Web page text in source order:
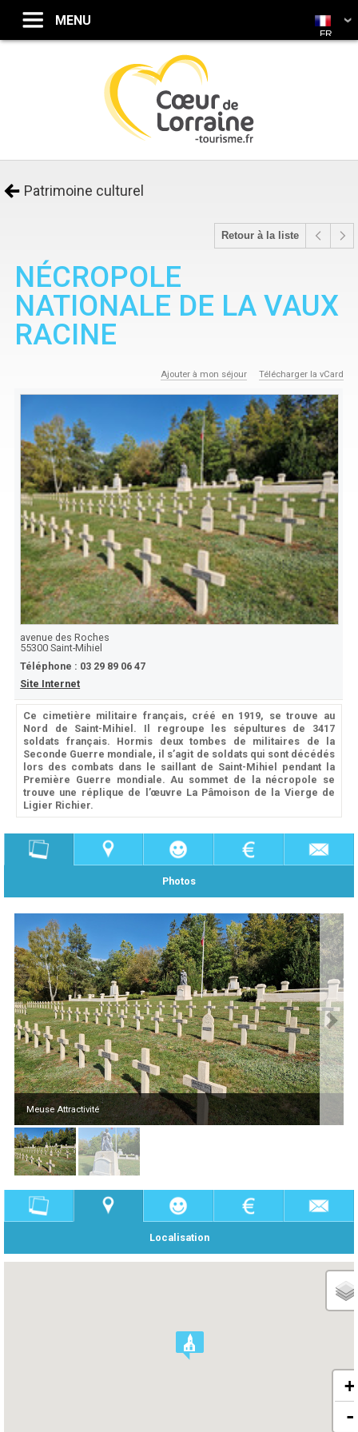
Patrimoine culturel
Retour à la liste
NÉCROPOLE
NATIONALE DE LA VAUX
RACINE
Ajouter à mon séjour Télécharger la vCard
avenue des Roches
55300Saint-Mihiel
Téléphone : 03 29 89 06 47
Site Internet
Ce cimetière militaire français, créé en 1919, se trouve au
Nord de Saint-Mihiel. Il regroupe les sépultures de 3417
soldats français. Hormis deux tombes de militaires de la
Seconde Guerre mondiale, il s’agit de soldats qui sont décédés
lors des combats dans le saillant de Saint-Mihiel pendant la
Première Guerre mondiale. Au sommet de la nécropole se
trouve une réplique de l’œuvre La Pâmoison de la Vierge de
Ligier Richier.
Photos
Meuse Attractivité
Localisation
+
-
FR